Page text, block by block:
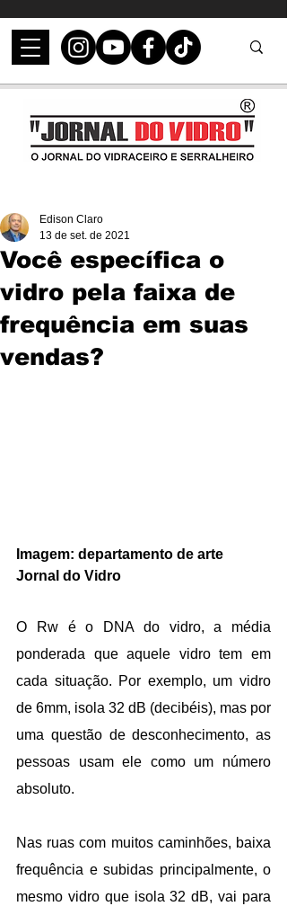
Você específica o
vidro pela faixa de
frequência em suas
vendas?
Edison Claro
13 de set. de 2021
Imagem: departamento de arte
Jornal do Vidro
O Rw é o DNA do vidro, a média
ponderada que aquele vidro tem em
cada situação. Por exemplo, um vidro
de 6mm, isola 32 dB (decibéis), mas por
uma questão de desconhecimento, as
pessoas usam ele como um número
absoluto.
Nas ruas com muitos caminhões, baixa
frequência e subidas principalmente, o
mesmo vidro que isola 32 dB, vai para